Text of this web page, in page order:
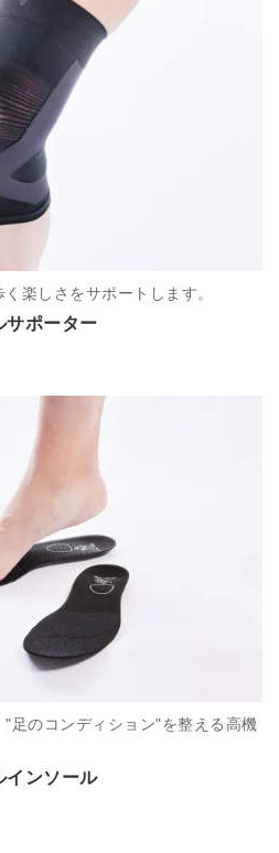
サポーター
楽しさをサポートします。
インソール
足のコンディション"を整える高機